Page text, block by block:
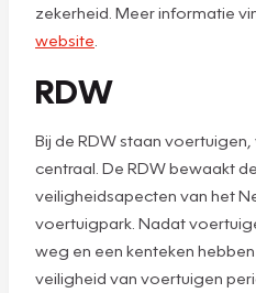
zekerheid. Meer informatie
website
RDW
Bij de RDW staan
centraal. De RDW bewaakt
veiligheidsapecten van het
voertuigpark. Nadat
weg en een kenteken
veiligheid van voertuigen